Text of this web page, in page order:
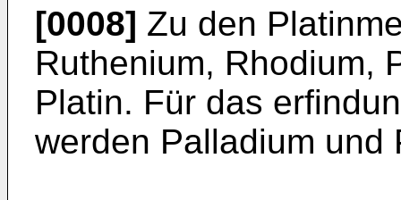
[0008] Zu den
Ruthenium, Rhodium,
Platin. Für das
werden Palladium und